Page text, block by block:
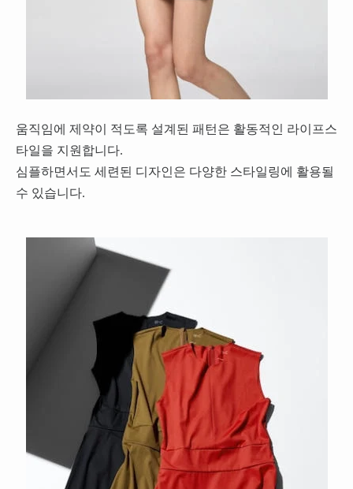
움직임에 제약이 적도록 설계된 패턴은 활동적인 라이프스
타일을 지원합니다.
심플하면서도 세련된 디자인은 다양한 스타일링에 활용될
수 있습니다.